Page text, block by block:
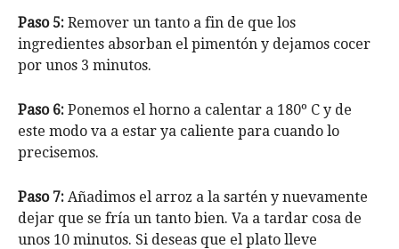
Paso 5: Remover un tanto a fin de que los
ingredientes absorban el pimentón y dejamos cocer
por unos 3 minutos.
Paso 6: Ponemos el horno a calentar a 180º C y de
este modo va a estar ya caliente para cuando lo
precisemos.
Paso 7: Añadimos el arroz a la sartén y nuevamente
dejar que se fría un tanto bien. Va a tardar cosa de
unos 10 minutos. Si deseas que el plato lleve